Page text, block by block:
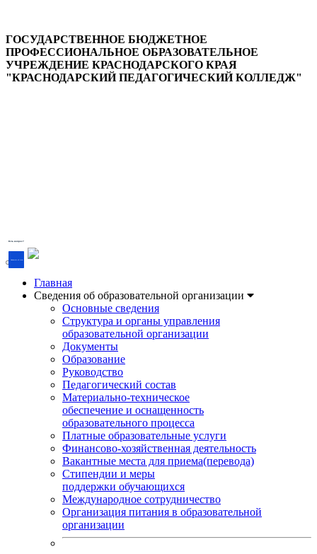
ГОСУДАРСТВЕННОЕ БЮДЖЕТНОЕ
ПРОФЕССИОНАЛЬНОЕ ОБРАЗОВАТЕЛЬНОЕ
УЧРЕЖДЕНИЕ КРАСНОДАРСКОГО КРАЯ
"КРАСНОДАРСКИЙ ПЕДАГОГИЧЕСКИЙ КОЛЛЕДЖ"
Есть вопрос?
Напишите об этом
Главная
Сведения об образовательной организации
Основные сведения
Структура и органы управления
образовательной организации
Документы
Образование
Руководство
Педагогический состав
Материально-техническое
обеспечение и оснащенность
образовательного процесса
Платные образовательные услуги
Финансово-хозяйственная деятельность
Вакантные места для приема(перевода)
Стипендии и меры
поддержки обучающихся
Международное сотрудничество
Организация питания в образовательной
организации